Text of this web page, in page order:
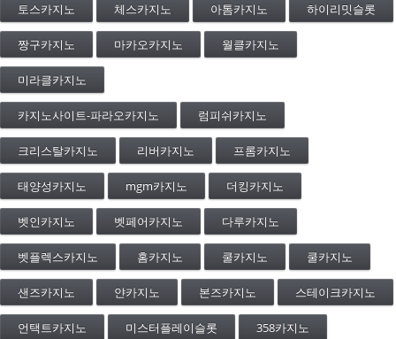
토스카지노 체스카지노 아톰카지노 하이리밋슬롯
짱구카지노 마카오카지노 월클카지노
미라클카지노
카지노사이트-파라오카지노 럼피쉬카지노
크리스탈카지노 리버카지노 프롬카지노
태양성카지노 mgm카지노 더킹카지노
벳인카지노 벳페어카지노 다루카지노
벳플렉스카지노 홈카지노 쿨카지노 쿨카지노
샌즈카지노 얀카지노 본즈카지노 스테이크카지노
언택트카지노 미스터플레이슬롯 358카지노